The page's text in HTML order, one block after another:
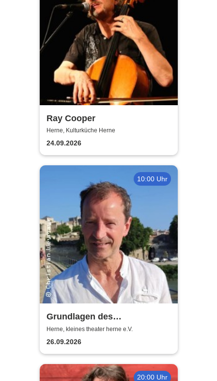
Ray Cooper
Herne, Kulturküche Herne
24.09.2026
10:00 Uhr
Grundlagen des
Schauspielens - Dr. Christian
Weymayr
Herne, kleines theater herne e.V.
26.09.2026
20:00 Uhr